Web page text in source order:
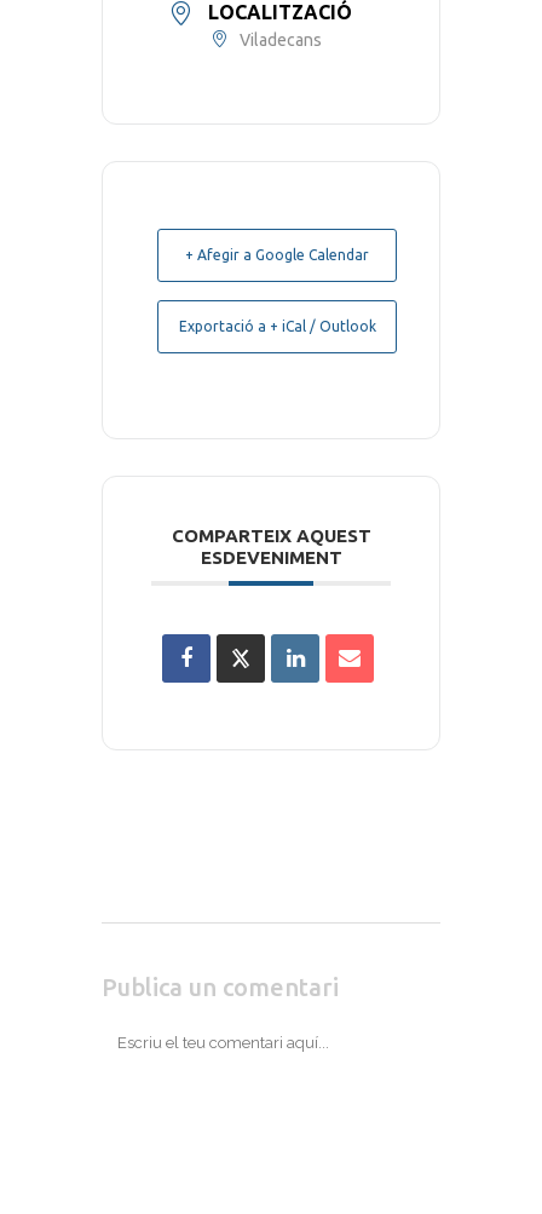
LOCALITZACIÓ
Viladecans
+ Afegir a Google Calendar
Exportació a + iCal / Outlook
COMPARTEIX AQUEST
ESDEVENIMENT
Publica un comentari